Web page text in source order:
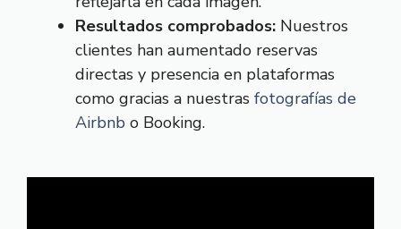
Resultados comprobados: Nuestros
clientes han aumentado reservas
directas y presencia en plataformas
como gracias a nuestras fotografías de
Airbnb o Booking.